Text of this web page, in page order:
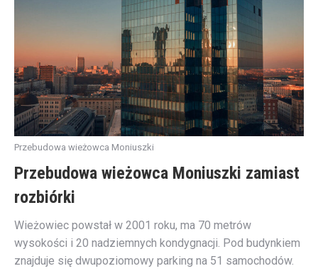
Przebudowa wieżowca Moniuszki
Przebudowa wieżowca Moniuszki zamiast
rozbiórki
Wieżowiec powstał w 2001 roku, ma 70 metrów
wysokości i 20 nadziemnych kondygnacji. Pod budynkiem
znajduje się dwupoziomowy parking na 51 samochodów.